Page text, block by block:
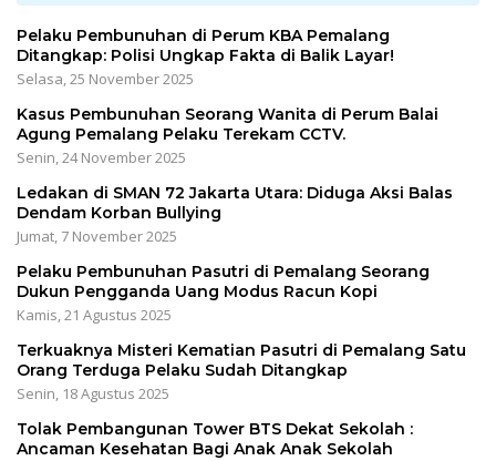
Pelaku Pembunuhan di Perum KBA Pemalang
Ditangkap: Polisi Ungkap Fakta di Balik Layar!
Selasa, 25 November 2025
Kasus Pembunuhan Seorang Wanita di Perum Balai
Agung Pemalang Pelaku Terekam CCTV.
Senin, 24 November 2025
Ledakan di SMAN 72 Jakarta Utara: Diduga Aksi Balas
Dendam Korban Bullying
Jumat, 7 November 2025
Pelaku Pembunuhan Pasutri di Pemalang Seorang
Dukun Pengganda Uang Modus Racun Kopi
Kamis, 21 Agustus 2025
Terkuaknya Misteri Kematian Pasutri di Pemalang Satu
Orang Terduga Pelaku Sudah Ditangkap
Senin, 18 Agustus 2025
Tolak Pembangunan Tower BTS Dekat Sekolah :
Ancaman Kesehatan Bagi Anak Anak Sekolah